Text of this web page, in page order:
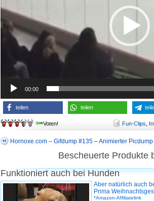
00:00
teilen teilen
Voten! Fun-Clips
Hornoxe.com – Gifdump #135 – Animierter Picdump
Bescheuerte Produkte
Funktioniert auch bei Hunden
Aber natürlich auch
Prima
*Amazon-Affiliatelink